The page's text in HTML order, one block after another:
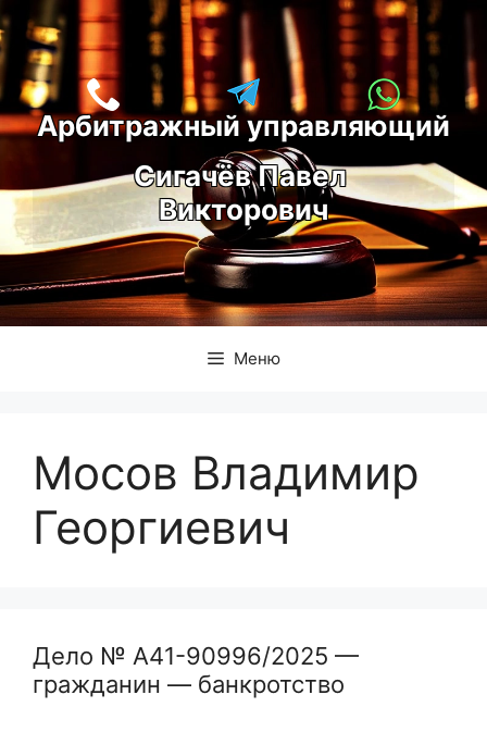
Перейти
к
содержимому
Арбитражный управляющий
Сигачёв Павел
Викторович
Меню
Мосов Владимир
Георгиевич
Дело № А41-90996/2025 —
гражданин — банкротство